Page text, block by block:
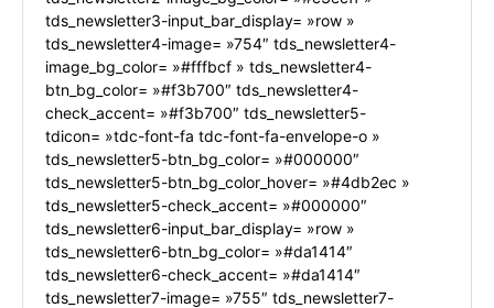
tds_newsletter3-input_bar_display= »row »
tds_newsletter4-image= »754″ tds_newsletter4-
image_bg_color= »#fffbcf » tds_newsletter4-
btn_bg_color= »#f3b700″ tds_newsletter4-
check_accent= »#f3b700″ tds_newsletter5-
tdicon= »tdc-font-fa tdc-font-fa-envelope-o »
tds_newsletter5-btn_bg_color= »#000000″
tds_newsletter5-btn_bg_color_hover= »#4db2ec »
tds_newsletter5-check_accent= »#000000″
tds_newsletter6-input_bar_display= »row »
tds_newsletter6-btn_bg_color= »#da1414″
tds_newsletter6-check_accent= »#da1414″
tds_newsletter7-image= »755″ tds_newsletter7-